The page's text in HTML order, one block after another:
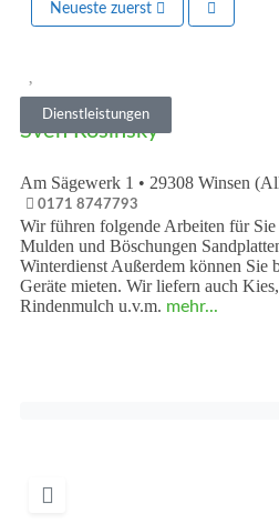
Neueste zuerst
Vorheriges
Dienstleistungen
Sven Rosinsky
Am Sägewerk 1 • 29308 Winsen
0171 8747793
Wir führen folgende Arbeiten für Sie
Mulden und Böschungen
Winterdienst Außerdem können Sie
Geräte mieten. Wir liefern auch
Rindenmulch u.v.m. mehr...